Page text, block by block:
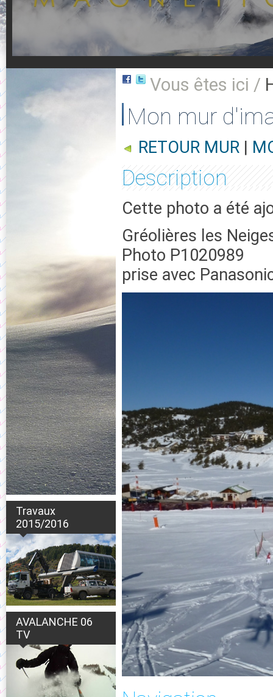
Travaux
2015/2016
AVALANCHE 06
TV
Vous êtes ici /
Mon mur
RETOUR MUR |
Description
Cette photo a été
Gréolières les
Photo P1020989
prise avec